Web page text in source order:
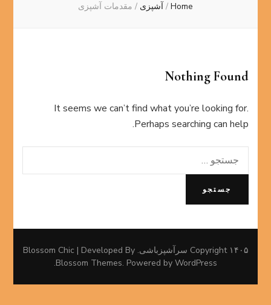
Home
/ آشپزی / مقدمات آشپزی
Nothing Found
It seems we can’t find what you’re looking for.
Perhaps searching can help.
۱۴۰۵ Copyright سرآشپزباشی.
Blossom Chic | Developed By
Blossom Themes. Powered by WordPress
.